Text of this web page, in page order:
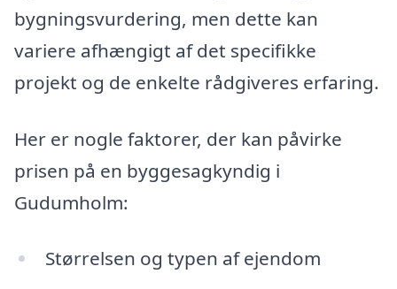
bygningsvurdering, men dette kan
variere afhængigt af det specifikke
projekt og de enkelte rådgiveres erfaring.
Her er nogle faktorer, der kan påvirke
prisen på en byggesagkyndig i
Gudumholm:
Størrelsen og typen af ejendom